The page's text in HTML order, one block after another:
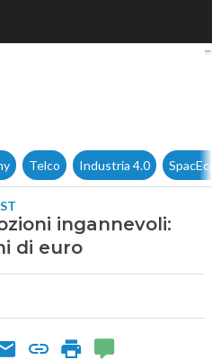
promozioni
Telco Industria 4.0
ingannevoli:
di euro